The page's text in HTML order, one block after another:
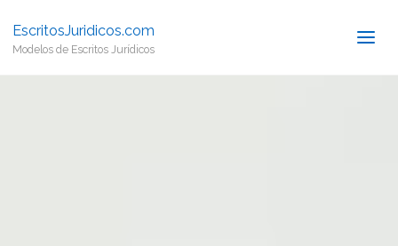
EscritosJuridicos.com
Modelos de Escritos Jurídicos